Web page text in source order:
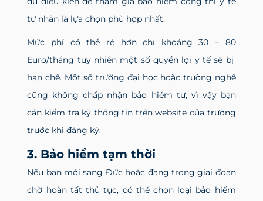
tư nhân là lựa chọn phù hợp nhất.
Mức phí có thể rẻ hơn chỉ khoảng 30 – 80
Euro/tháng tuy nhiên một số quyền lợi y tế sẽ bị
hạn chế. Một số trường đại học hoặc trường nghề
cũng không chấp nhận bảo hiểm tư, vì vậy bạn
cần kiểm tra kỹ thông tin trên website của trường
trước khi đăng ký.
3. Bảo hiểm tạm thời
Nếu bạn mới sang Đức hoặc đang trong giai đoạn
chờ hoàn tất thủ tục, có thể chọn loại bảo hiểm